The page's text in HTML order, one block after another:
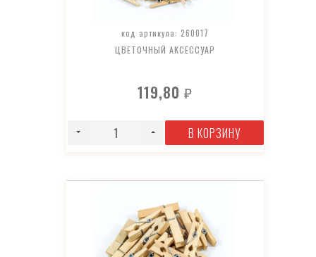
код артикула: 260017
ЦВЕТОЧНЫЙ АКСЕССУАР
119,80₽
В КОРЗИНУ